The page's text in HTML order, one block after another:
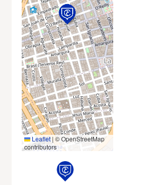
Leaflet | © OpenStreetMap
contributors